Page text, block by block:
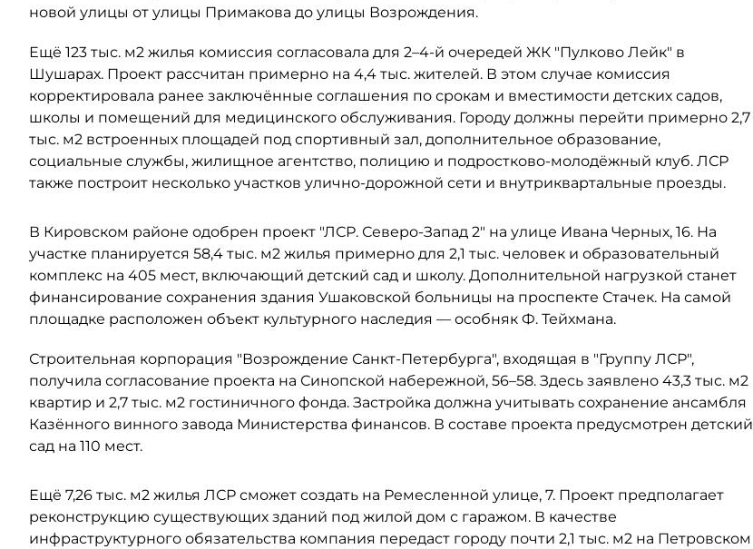
новой улицы от улицы Примакова до улицы Возрождения.
Ещё 123 тыс. м2 жилья комиссия согласовала для 2–4-й очередей ЖК "Пулково Лейк" в
Шушарах. Проект рассчитан примерно на 4,4 тыс. жителей. В этом случае комиссия
корректировала ранее заключённые соглашения по срокам и вместимости детских садов,
школы и помещений для медицинского обслуживания. Городу должны перейти примерно 2,7
тыс. м2 встроенных площадей под спортивный зал, дополнительное образование,
социальные службы, жилищное агентство, полицию и подростково-молодёжный клуб. ЛСР
также построит несколько участков улично-дорожной сети и внутриквартальные проезды.
В Кировском районе одобрен проект "ЛСР. Северо-Запад 2" на улице Ивана Черных, 16. На
участке планируется 58,4 тыс. м2 жилья примерно для 2,1 тыс. человек и образовательный
комплекс на 405 мест, включающий детский сад и школу. Дополнительной нагрузкой станет
финансирование сохранения здания Ушаковской больницы на проспекте Стачек. На самой
площадке расположен объект культурного наследия — особняк Ф. Тейхмана.
Строительная корпорация "Возрождение Санкт-Петербурга", входящая в "Группу ЛСР",
получила согласование проекта на Синопской набережной, 56–58. Здесь заявлено 43,3 тыс. м2
квартир и 2,7 тыс. м2 гостиничного фонда. Застройка должна учитывать сохранение ансамбля
Казённого винного завода Министерства финансов. В составе проекта предусмотрен детский
сад на 110 мест.
Ещё 7,26 тыс. м2 жилья ЛСР сможет создать на Ремесленной улице, 7. Проект предполагает
реконструкцию существующих зданий под жилой дом с гаражом. В качестве
инфраструктурного обязательства компания передаст городу почти 2,1 тыс. м2 на Петровском